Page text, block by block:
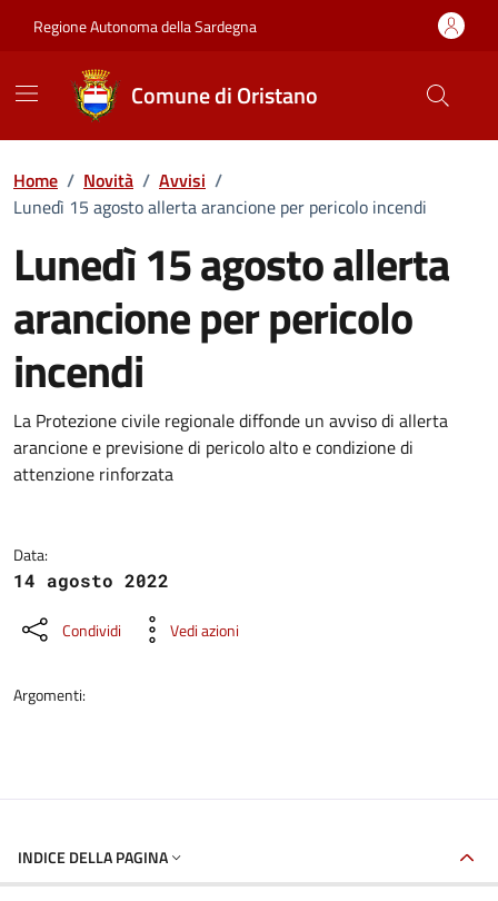
Regione Autonoma della Sardegna
Comune di Oristano
Home / Novità / Avvisi /
Lunedì 15 agosto allerta arancione per pericolo incendi
Lunedì 15 agosto allerta
arancione per pericolo
incendi
Dettagli della notizia
La Protezione civile regionale diffonde un avviso di allerta
arancione e previsione di pericolo alto e condizione di
attenzione rinforzata
Data:
14 agosto 2022
Condividi Vedi azioni
Argomenti:
INDICE DELLA PAGINA